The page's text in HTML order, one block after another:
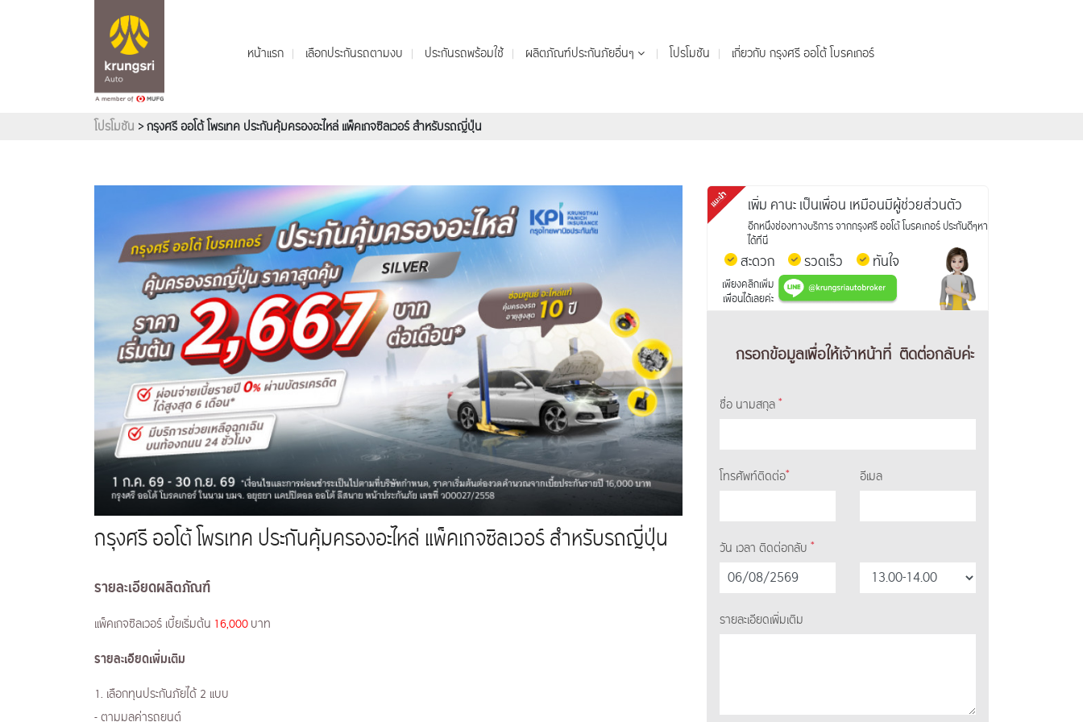
หน้าแรก เลือกประกันรถตามงบ ประกันรถพร้อมใช้ ผลิตภัณฑ์ประกันภัยอื่นๆ โปรโมชัน เกี่ยวกับ กรุงศรี ออโต้ โบรคเกอร์
โปรโมชัน > กรุงศรี ออโต้ โพรเทค ประกันคุ้มครองอะไหล่ แพ็คเกจซิลเวอร์ สำหรับรถญี่ปุ่น
กรุงศรี ออโต้ โพรเทค ประกันคุ้มครองอะไหล่ แพ็คเกจซิลเวอร์ สำหรับรถญี่ปุ่น
รายละเอียดผลิตภัณฑ์
แพ็คเกจซิลเวอร์ เบี้ยเริ่มต้น 16,000บาท
รายละเอียดเพิ่มเติม
1. เลือกทุนประกันภัยได้ 2 แบบ
- ตามมูลค่ารถยนต์
เพิ่ม คานะ เป็นเพื่อน เหมือนมีผู้ช่วยส่วนตัว
อีกหนึ่งช่องทางบริการ จากกรุงศรี ออโต้ โบรคเกอร์ ประกันดีๆหา
ได้ที่นี่
สะดวก รวดเร็ว ทันใจ
เพียงคลิกเพิ่ม
เพื่อนได้เลยค่ะ
กรอกข้อมูลเพื่อให้เจ้าหน้าที่ ติดต่อกลับค่ะ
ชื่อ นามสกุล *
โทรศัพท์ติดต่อ* อีเมล
วัน เวลา ติดต่อกลับ *
รายละเอียดเพิ่มเติม